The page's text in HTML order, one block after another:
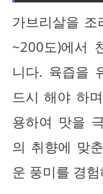
가브리살을
~200도)에서
니다. 육즙을
드시 해야 하
용하여 맛을
의 취향에 맞
운 풍미를 경